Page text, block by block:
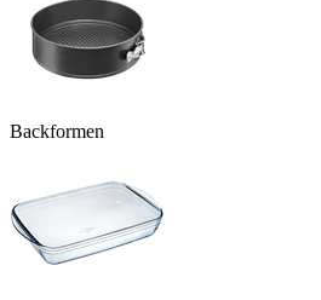
Backformen